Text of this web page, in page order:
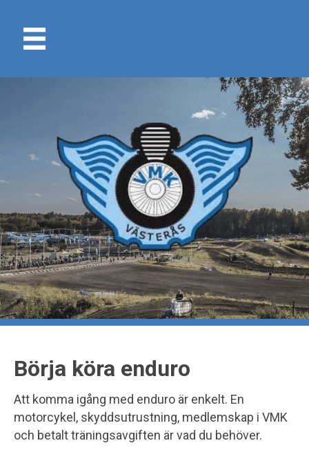
Börja köra enduro
Att komma igång med enduro är enkelt. En
motorcykel, skyddsutrustning, medlemskap i VMK
och betalt träningsavgiften är vad du behöver.